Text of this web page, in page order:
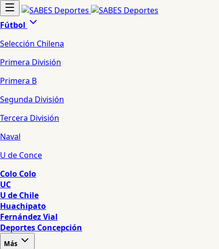
Fútbol
Selección Chilena
Primera División
Primera B
Segunda División
Tercera División
Naval
U de Conce
Colo Colo
UC
U de Chile
Huachipato
Fernández Vial
Deportes Concepción
Más